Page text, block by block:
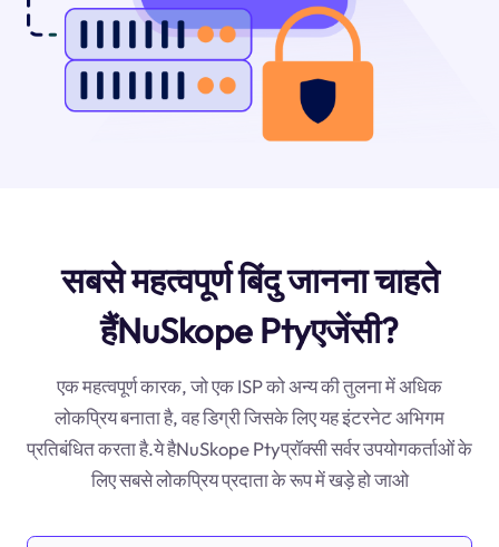
सबसे महत्वपूर्ण बिंदु जानना चाहते
हैंNuSkope Ptyएजेंसी?
एक महत्वपूर्ण कारक, जो एक ISP को अन्य की तुलना में अधिक
लोकप्रिय बनाता है, वह डिग्री जिसके लिए यह इंटरनेट अभिगम
प्रतिबंधित करता है.ये हैNuSkope Ptyप्रॉक्सी सर्वर उपयोगकर्ताओं के
लिए सबसे लोकप्रिय प्रदाता के रूप में खड़े हो जाओ